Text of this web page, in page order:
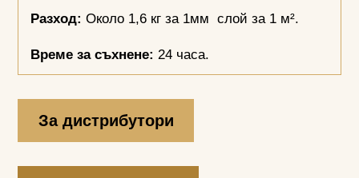
Разход: Около 1,6 кг за 1мм слой за 1 м².
Време за съхнене: 24 часа.
За дистрибутори